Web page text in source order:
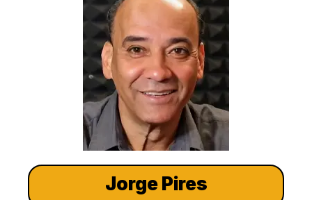
Jorge Pires